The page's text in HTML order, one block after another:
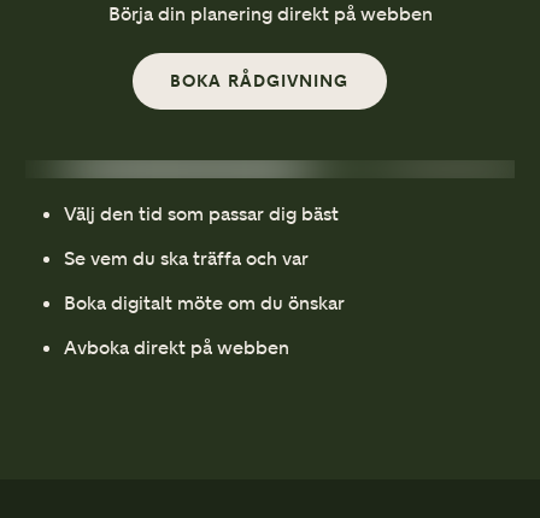
Börja din planering direkt på webben
BOKA RÅDGIVNING
Välj den tid som passar dig bäst
Se vem du ska träffa och var
Boka digitalt möte om du önskar
Avboka direkt på webben